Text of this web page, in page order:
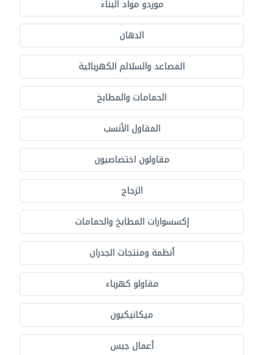
موردو مواد البناء
الدهان
المصاعد والسلالم الكهربائية
الحمامات والمطابخ
المقاول الأنسب
مقاولون اختصاصيون
الزجاج
إكسسوارات المطابخ والحمامات
أنظمة ومنتجات الجدران
مقاولو كهرباء
ميكانيكيون
أعمال جبس